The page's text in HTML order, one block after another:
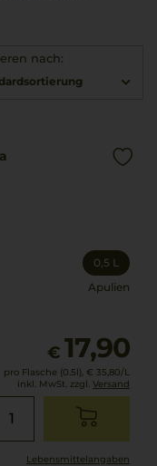
nach:
0,5 L
Apulien
€ 17,90
pro Flasche (0.5l), € 35,80/L
inkl. MwSt. zzgl. Versand
Lebensmittel­angaben